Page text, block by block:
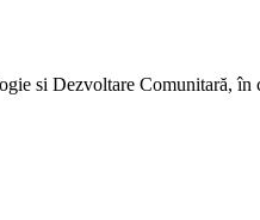
si Dezvoltare Comunitară,